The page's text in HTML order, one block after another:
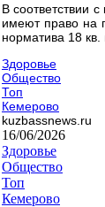
В соответствии
имеют право на
норматива 18
Здоровье
Общество
Топ
Кемерово
kuzbassnews.ru
16/06/2026
Здоровье
Общество
Топ
Кемерово